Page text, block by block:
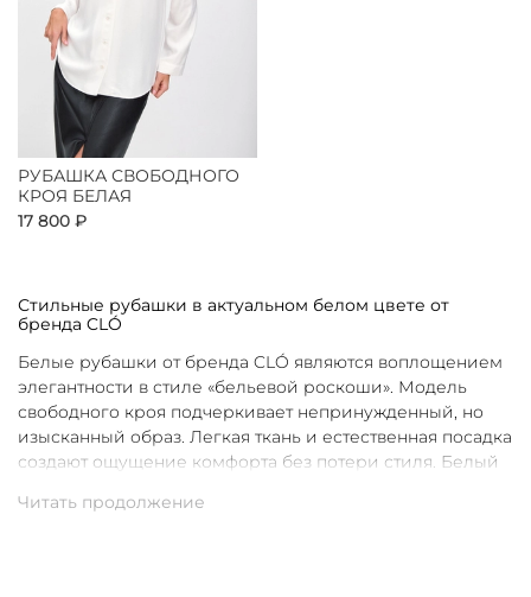
РУБАШКА СВОБОДНОГО
КРОЯ БЕЛАЯ
17 800 ₽
Стильные рубашки в актуальном белом цвете от
бренда CLÓ
Белые рубашки от бренда CLÓ являются воплощением
элегантности в стиле «бельевой роскоши». Модель
свободного кроя подчеркивает непринужденный, но
изысканный образ. Легкая ткань и естественная посадка
создают ощущение комфорта без потери стиля. Белый
чистоты и универсальности. Такая рубашка легко